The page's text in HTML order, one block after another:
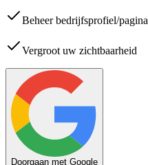
Beheer bedrijfsprofiel/pagina
Vergroot uw zichtbaarheid
Doorgaan met Google